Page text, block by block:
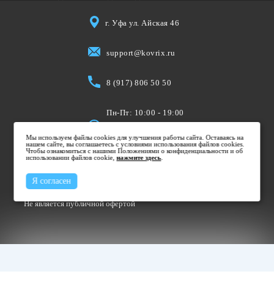
г. Уфа ул. Айская 46
support@kovrix.ru
8 (917) 806 50 50
Пн-Пт: 10:00 - 19:00
Вс: Выходной
Не является публичной офертой
Мы используем файлы cookies для улучшения работы сайта. Оставаясь на
нашем сайте, вы соглашаетесь с условиями использования файлов cookies.
Чтобы ознакомиться с нашими Положениями о конфиденциальности и об
использовании файлов cookie,нажмите здесь.
Я согласен